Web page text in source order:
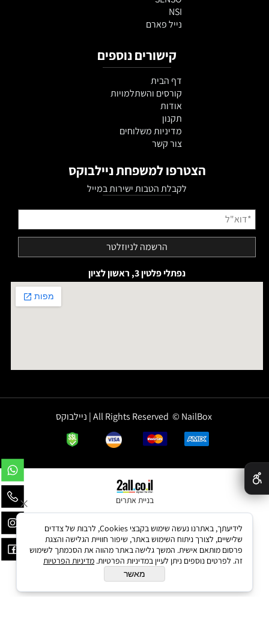
NSI
נייל פארם
קישורים נוספים
דף הבית
קורסים והשתלמויות
אודות
תקנון
מדיניות משלוחים
צור קשר
הצטרפו למשפחת ניילבוקס
לקבלת הטבות ישירות במייל
נפתלי פלטין 3, ראשון לציון
All Rights Reserved © NailBox | ניילבוקס
בניית אתרים
לידיעתך, באתרנו נעשה שימוש בקבצי Cookies, לרבות של צדדים
שלישיים, לצורך ניתוח השימוש באתר, שיפור חוויית הגלישה והצגת
פרסום מותאם אישית. המשך גלישה באתר מהווה את הסכמתך לשימוש
זה. לפרטים נוספים ניתן לעיין במדיניות הפרטיות. מדיניות הפרטיות
מאשר